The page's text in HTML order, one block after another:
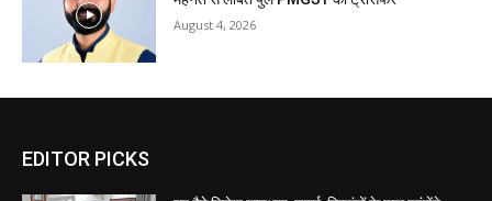
August 4, 2026
EDITOR PICKS